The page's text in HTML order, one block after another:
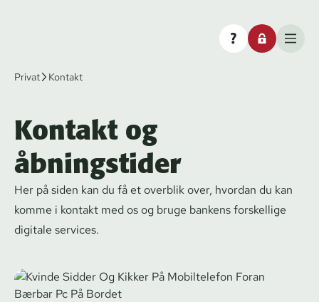
Privat Kontakt
Kontakt og
åbningstider
Her på siden kan du få et overblik over, hvordan du kan
komme i kontakt med os og bruge bankens forskellige
digitale services.